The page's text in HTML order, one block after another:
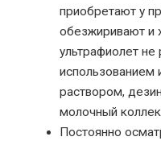
приобретают у
обезжиривают и
ультрафиолет
раствором,
молочный
Постоянно